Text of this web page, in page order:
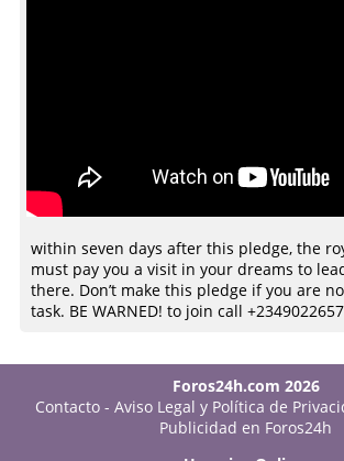
with­in seven days after this pledg­e, the
must pay you a visit in your dream­s to
there­. Do­n’t make this pledg­e if you are
task.­ BE WARNE­D! to join call
Foros24h.com 2026
Contacto -Aviso Legal y Política de
Publicidad en Foros24h